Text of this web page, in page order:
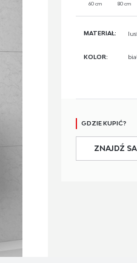
60 cm 80 cm
MATERIAŁ:
KOLOR:
GDZIE KUPIĆ?
ZNAJDŹ